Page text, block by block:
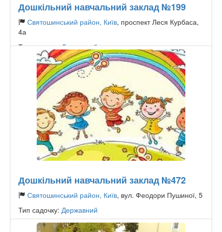
Дошкільний навчальний заклад №199
Святошинський район, Київ, проспект Леся Курбаса,
4а
Тип садочку:Державний
Дошкільний навчальний заклад №472
Святошинський район, Київ, вул. Феодори Пушиної, 5
Тип садочку: Державний